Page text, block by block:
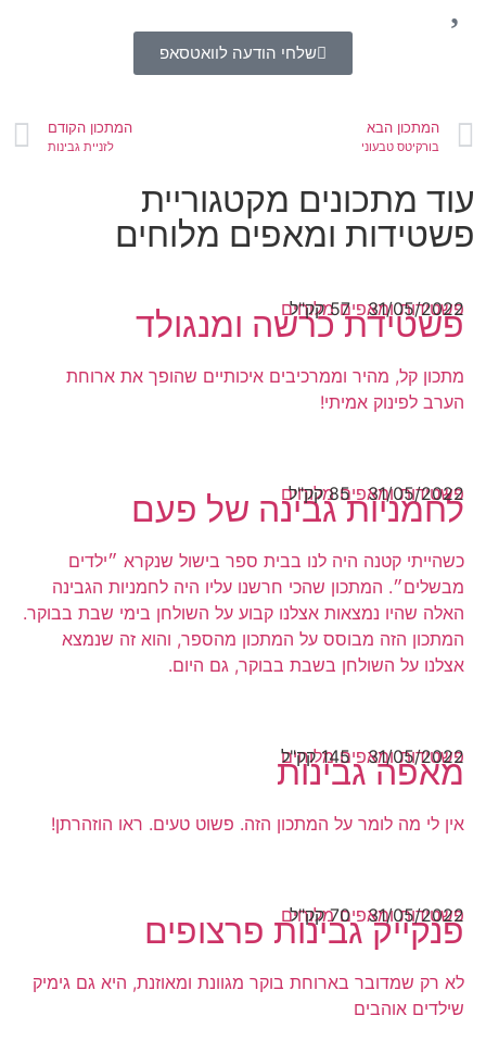
שלחי הודעה לוואטסאפ
המתכון הבא
בורקיטס טבעוני
המתכון הקודם
לזניית גבינות
עוד מתכונים מקטגוריית
פשטידות ומאפים מלוחים
פשטידת כרשה ומנגולד
מתכון קל, מהיר וממרכיבים איכותיים שהופך את ארוחת
הערב לפינוק אמיתי!
פשטידות ומאפים מלוחים
31/05/2022 57 קק"ל
לחמניות גבינה של פעם
כשהייתי קטנה היה לנו בבית ספר בישול שנקרא ״ילדים
מבשלים״. המתכון שהכי חרשנו עליו היה לחמניות הגבינה
האלה שהיו נמצאות אצלנו קבוע על השולחן בימי שבת בבוקר.
המתכון הזה מבוסס על המתכון מהספר, והוא זה שנמצא
אצלנו על השולחן בשבת בבוקר, גם היום.
פשטידות ומאפים מלוחים
31/05/2022 85 קק"ל
מאפה גבינות
אין לי מה לומר על המתכון הזה. פשוט טעים. ראו הוזהרתן!
פשטידות ומאפים מלוחים
31/05/2022 145 קק"ל
פנקייק גבינות פרצופים
לא רק שמדובר בארוחת בוקר מגוונת ומאוזנת, היא גם גימיק
שילדים אוהבים
פשטידות ומאפים מלוחים
31/05/2022 70 קק"ל